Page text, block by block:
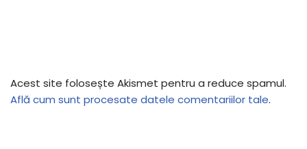
Acest site folosește Akismet pentru a reduce spamul.
Află cum sunt procesate datele comentariilor tale.